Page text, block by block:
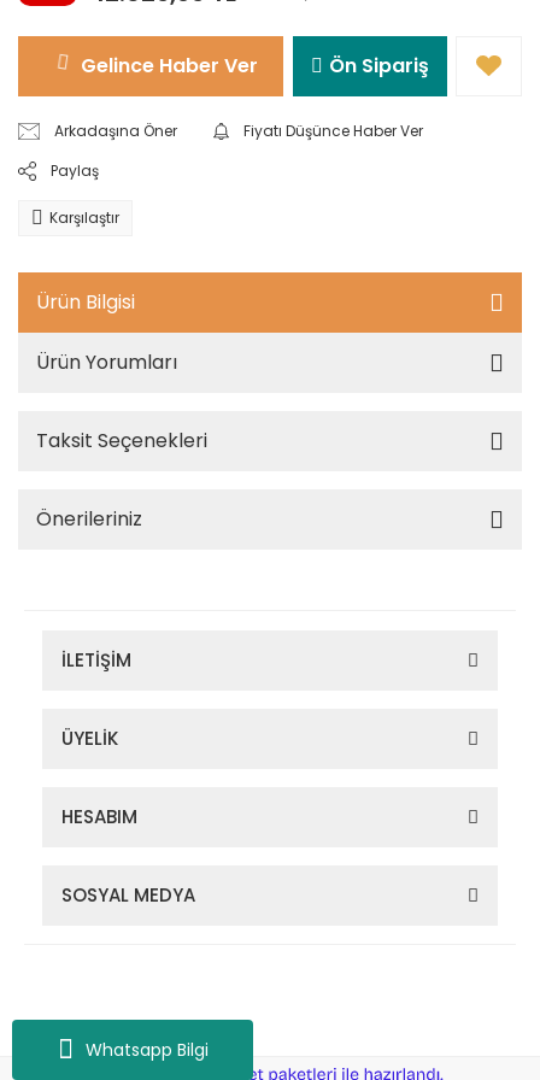
Whatsapp Bilgi
Gelince Haber Ver Ön Sipariş
Arkadaşına Öner
Fiyatı Düşünce Haber Ver
Paylaş
Karşılaştır
Ürün Bilgisi
Ürün Yorumları
Taksit Seçenekleri
Önerileriniz
İLETİŞİM
ÜYELİK
HESABIM
SOSYAL MEDYA
e-